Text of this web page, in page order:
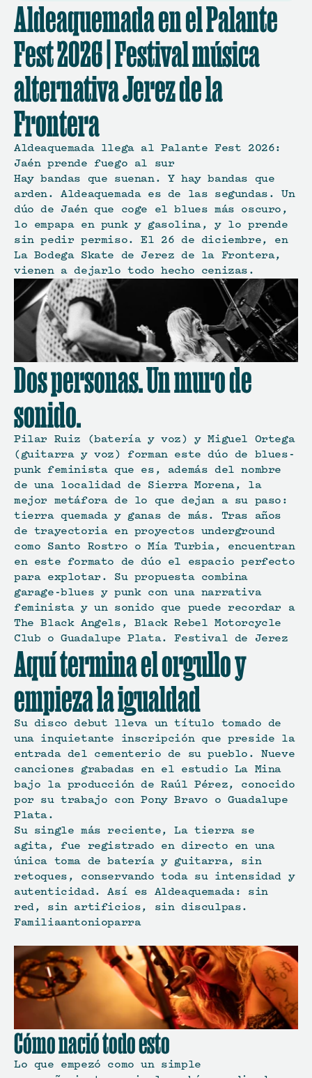
Aldeaquemada en el Palante
Fest 2026 | Festival música
alternativa Jerez de la
Frontera
Aldeaquemada llega al Palante Fest 2026:
Jaén prende fuego al sur
Hay bandas que suenan. Y hay bandas que
arden. Aldeaquemada es de las segundas. Un
dúo de Jaén que coge el blues más oscuro,
lo empapa en punk y gasolina, y lo prende
sin pedir permiso. El 26 de diciembre, en
La Bodega Skate de Jerez de la Frontera,
vienen a dejarlo todo hecho cenizas.
Dos personas. Un muro de
sonido.
Pilar Ruiz (batería y voz) y Miguel Ortega
(guitarra y voz) forman este dúo de blues-
punk feminista que es, además del nombre
de una localidad de Sierra Morena, la
mejor metáfora de lo que dejan a su paso:
tierra quemada y ganas de más. Tras años
de trayectoria en proyectos underground
como Santo Rostro o Mía Turbia, encuentran
en este formato de dúo el espacio perfecto
para explotar. Su propuesta combina
garage-blues y punk con una narrativa
feminista y un sonido que puede recordar a
The Black Angels, Black Rebel Motorcycle
Club o Guadalupe Plata. Festival de Jerez
Aquí termina el orgullo y
empieza la igualdad
Su disco debut lleva un título tomado de
una inquietante inscripción que preside la
entrada del cementerio de su pueblo. Nueve
canciones grabadas en el estudio La Mina
bajo la producción de Raúl Pérez, conocido
por su trabajo con Pony Bravo o Guadalupe
Plata.
Su single más reciente, La tierra se
agita, fue registrado en directo en una
única toma de batería y guitarra, sin
retoques, conservando toda su intensidad y
autenticidad. Así es Aldeaquemada: sin
red, sin artificios, sin disculpas.
Familiaantonioparra
Cómo nació todo esto
Lo que empezó como un simple